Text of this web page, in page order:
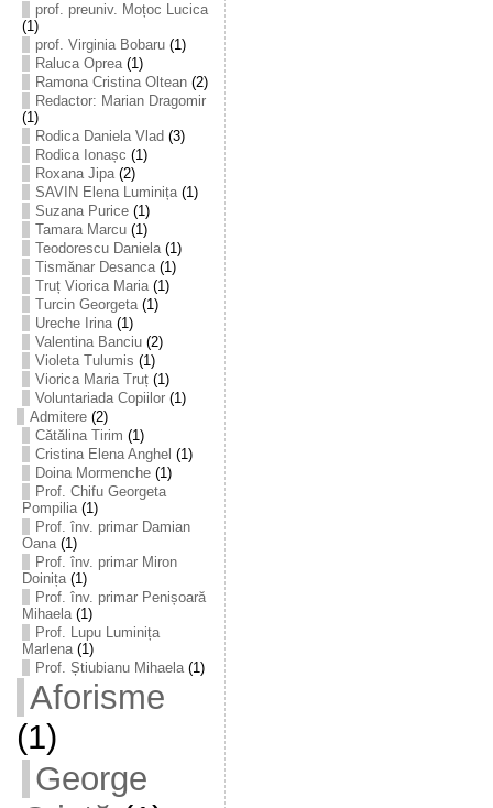
prof. preuniv. Moțoc Lucica
(1)
prof. Virginia Bobaru(1)
Raluca Oprea(1)
Ramona Cristina Oltean(2)
Redactor: Marian Dragomir
(1)
Rodica Daniela Vlad (3)
Rodica Ionașc (1)
Roxana Jipa(2)
SAVIN Elena Luminița(1)
Suzana Purice(1)
Tamara Marcu(1)
Teodorescu Daniela(1)
Tismănar Desanca(1)
Truț Viorica Maria(1)
Turcin Georgeta(1)
Ureche Irina(1)
Valentina Banciu(2)
Violeta Tulumis (1)
Viorica Maria Truț(1)
Voluntariada Copiilor(1)
Admitere(2)
Cătălina Tirim (1)
Cristina Elena Anghel (1)
Doina Mormenche(1)
Prof. Chifu Georgeta
Pompilia(1)
Prof. înv. primar Damian
Oana(1)
Prof. înv. primar Miron
Doinița(1)
Prof. înv. primar Penișoară
Mihaela(1)
Prof. Lupu Luminița
Marlena(1)
Prof. Știubianu Mihaela(1)
Aforisme
(1)
George